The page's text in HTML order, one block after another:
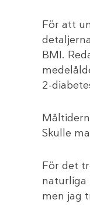
För att
BMI.
2-
Skulle
För det
naturliga
men jag